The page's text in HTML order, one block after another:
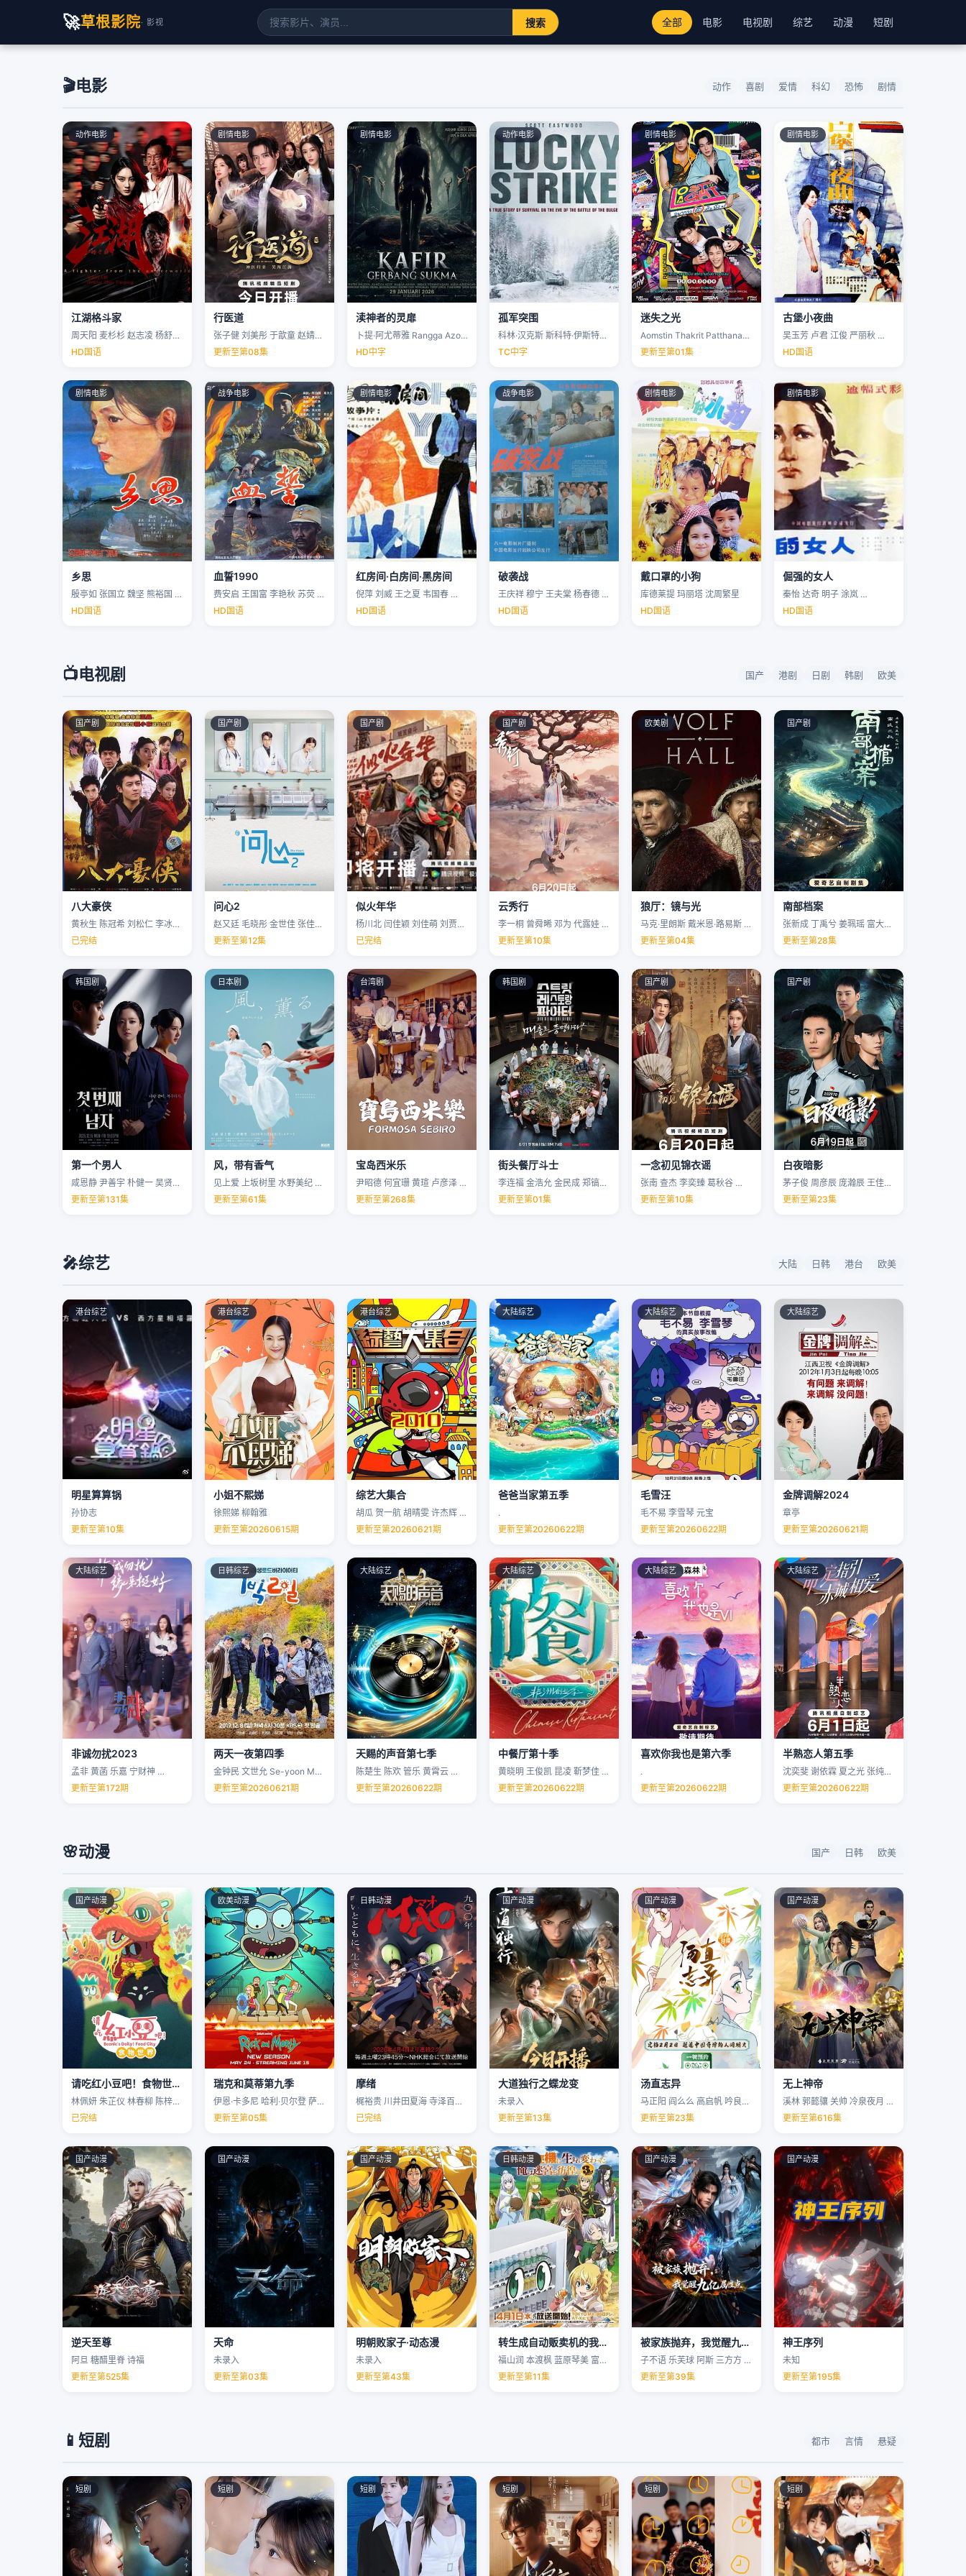
🚀草根影院· 影视 搜索 全部 电影 电视剧 综艺 动漫 短剧
🎬电影 动作 喜剧 爱情 科幻 恐怖 剧情
动作电影
江湖格斗家
周天阳 麦杉杉 赵志凌 杨舒米 …
HD国语
剧情电影
行医道
张子健 刘美彤 于歆童 赵婧祎 …
更新至第08集
剧情电影
渎神者的灵扉
卜提·阿尤蒂雅 Rangga Azof Nadya …
HD中字
动作电影
孤军突围
科林·汉克斯 斯科特·伊斯特伍德 安洁纽·艾莉丝-泰勒 泰勒·约翰·史密斯 …
TC中字
剧情电影
迷失之光
Aomstin Thakrit Patthanaworakit
更新至第01集
剧情电影
古堡小夜曲
吴玉芳 卢君 江俊 严丽秋 …
HD国语
剧情电影
乡思
殷亭如 张国立 魏坚 熊裕国 …
HD国语
战争电影
血誓1990
费安启 王国富 李艳秋 苏荧 …
HD国语
剧情电影
红房间·白房间·黑房间
倪萍 刘威 王之夏 韦国春 …
HD国语
战争电影
破袭战
王庆祥 穆宁 王夫棠 杨春德 …
HD国语
剧情电影
戴口罩的小狗
库德莱提 玛丽塔 沈周繁星
HD国语
剧情电影
倔强的女人
秦怡 达奇 明子 涂岚 …
HD国语
📺电视剧 国产 港剧 日剧 韩剧 欧美
国产剧
八大豪侠
黄秋生 陈冠希 刘松仁 李冰冰 …
已完结
国产剧
问心2
赵又廷 毛晓彤 金世佳 张佳宁 …
更新至第12集
国产剧
似火年华
杨川北 闫佳颖 刘佳萌 刘贾玺 …
已完结
国产剧
云秀行
李一桐 曾舜晞 邓为 代露娃 …
更新至第10集
欧美剧
狼厅：镜与光
马克·里朗斯 戴米恩·路易斯 凯特·菲利普斯 托马斯·布罗迪-桑斯特 …
更新至第04集
国产剧
南部档案
张新成 丁禹兮 姜珮瑶 富大龙 …
更新至第28集
韩国剧
第一个男人
咸恩静 尹善宇 朴健一 吴贤庆 …
更新至第131集
日本剧
风，带有香气
见上爱 上坂树里 水野美纪 早坂美海 …
更新至第61集
台湾剧
宝岛西米乐
尹昭德 何宜珊 黄瑄 卢彦泽 …
更新至第268集
韩国剧
街头餐厅斗士
李连福 金浩允 金民成 郑镐泳 …
更新至第01集
国产剧
一念初见锦衣谣
张南 查杰 李奕臻 葛秋谷 …
更新至第10集
国产剧
白夜暗影
茅子俊 周彦辰 庞瀚辰 王佳宇 …
更新至第23集
🎤综艺 大陆 日韩 港台 欧美
港台综艺
明星算算锅
孙协志
更新至第10集
港台综艺
小姐不熙娣
徐熙娣 柳翰雅
更新至第20260615期
港台综艺
综艺大集合
胡瓜 贺一航 胡晴雯 许杰辉 …
更新至第20260621期
大陆综艺
爸爸当家第五季
.
更新至第20260622期
大陆综艺
毛雪汪
毛不易 李雪琴 元宝
更新至第20260622期
大陆综艺
金牌调解2024
章亭
更新至第20260621期
大陆综艺
非诚勿扰2023
孟非 黄菡 乐嘉 宁财神 …
更新至第172期
日韩综艺
两天一夜第四季
金钟民 文世允 Se-yoon Moon …
更新至第20260621期
大陆综艺
天赐的声音第七季
陈楚生 陈欢 管乐 黄霄云 …
更新至第20260622期
大陆综艺
中餐厅第十季
黄晓明 王俊凯 昆凌 靳梦佳 …
更新至第20260622期
大陆综艺
喜欢你我也是第六季
.
更新至第20260622期
大陆综艺
半熟恋人第五季
沈奕斐 谢依霖 夏之光 张纯烨 …
更新至第20260622期
🌸动漫 国产 日韩 欧美
国产动漫
请吃红小豆吧！食物世界第一季
林佩妍 朱芷仪 林春柳 陈梓聪 …
已完结
欧美动漫
瑞克和莫蒂第九季
伊恩·卡多尼 哈利·贝尔登 萨拉·乔克 克里斯·帕内尔 …
更新至第05集
日韩动漫
摩绪
梶裕贵 川井田夏海 寺泽百花 下野纮 …
已完结
国产动漫
大道独行之蝶龙变
未录入
更新至第13集
国产动漫
汤直志异
马正阳 阎么么 高启帆 吟良犬 …
更新至第23集
国产动漫
无上神帝
溪林 郭懿骧 关帅 冷泉夜月 …
更新至第616集
国产动漫
逆天至尊
阿旦 糖醋里脊 诗福
更新至第525集
国产动漫
天命
未录入
更新至第03集
国产动漫
明朝败家子·动态漫
未录入
更新至第43集
日韩动漫
转生成自动贩卖机的我今天也在迷宫徘徊第三季
福山润 本渡枫 蓝原琴美 富田美忧 …
更新至第11集
国产动漫
被家族抛弃，我觉醒九亿属性点
子不语 乐芙球 阿斯 三方方 …
更新至第39集
国产动漫
神王序列
未知
更新至第195集
📱 短剧 都市 言情 悬疑
短剧 短剧 短剧 短剧 短剧 短剧